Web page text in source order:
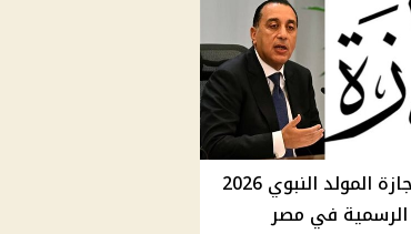
موقف ترحيل إجازة المولد النبوي 2026
في مصر